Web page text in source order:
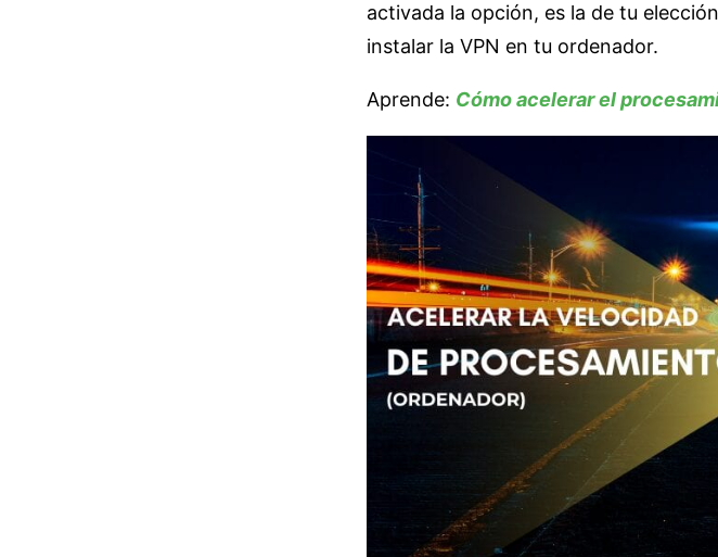
activada la opción, es la de tu
instalar la VPN en tu ordenador.
Aprende: Cómo acelerar el